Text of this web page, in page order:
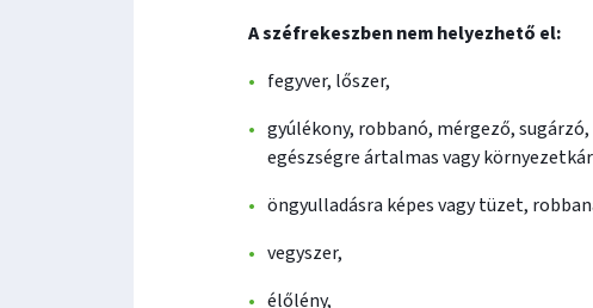
A széfrekeszben nem helyezhető el:
fegyver, lőszer,
gyúlékony, robbanó, mérgező,
egészségre ártalmas vagy
öngyulladásra képes vagy tüzet,
vegyszer,
élőlény,